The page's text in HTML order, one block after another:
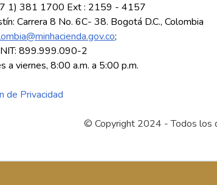
1) 381 1700 Ext : 2159 - 4157
Carrera 8 No. 6C- 38. Bogotá D.C., Colombia
;
899.999.090-2
a viernes, 8:00 a.m. a 5:00 p.m.
de Privacidad
© Copyright 2024 - Todos los